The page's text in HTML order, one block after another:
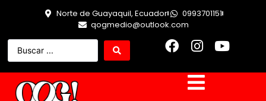
Norte de Guayaquil, Ecuador
0993701151
qogmedio@outlook.com